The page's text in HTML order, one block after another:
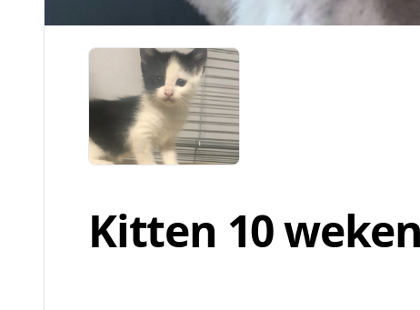
Kitten 10